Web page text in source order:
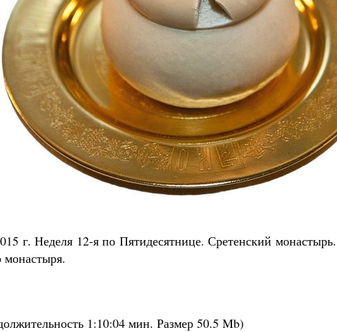
г. Неделя 12-я по Пятидесятнице. Сретенский
монастыря.
1:10:04 мин. Размер 50.5 Mb)
Как найти своё место в жизни
Кирилл Мурышев